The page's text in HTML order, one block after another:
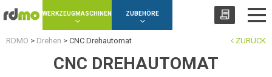
WERKZEUGMASCHINEN ZUBEHÖRE
ZURÜCK
RDMO > Drehen > CNC Drehautomat
CNC DREHAUTOMAT